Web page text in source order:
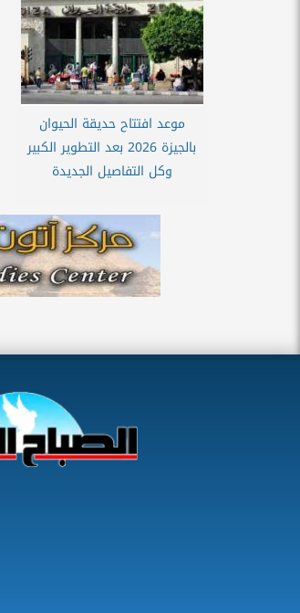
موعد افتتاح حديقة الحيوان
بالجيزة 2026 بعد التطوير الكبير
وكل التفاصيل الجديدة